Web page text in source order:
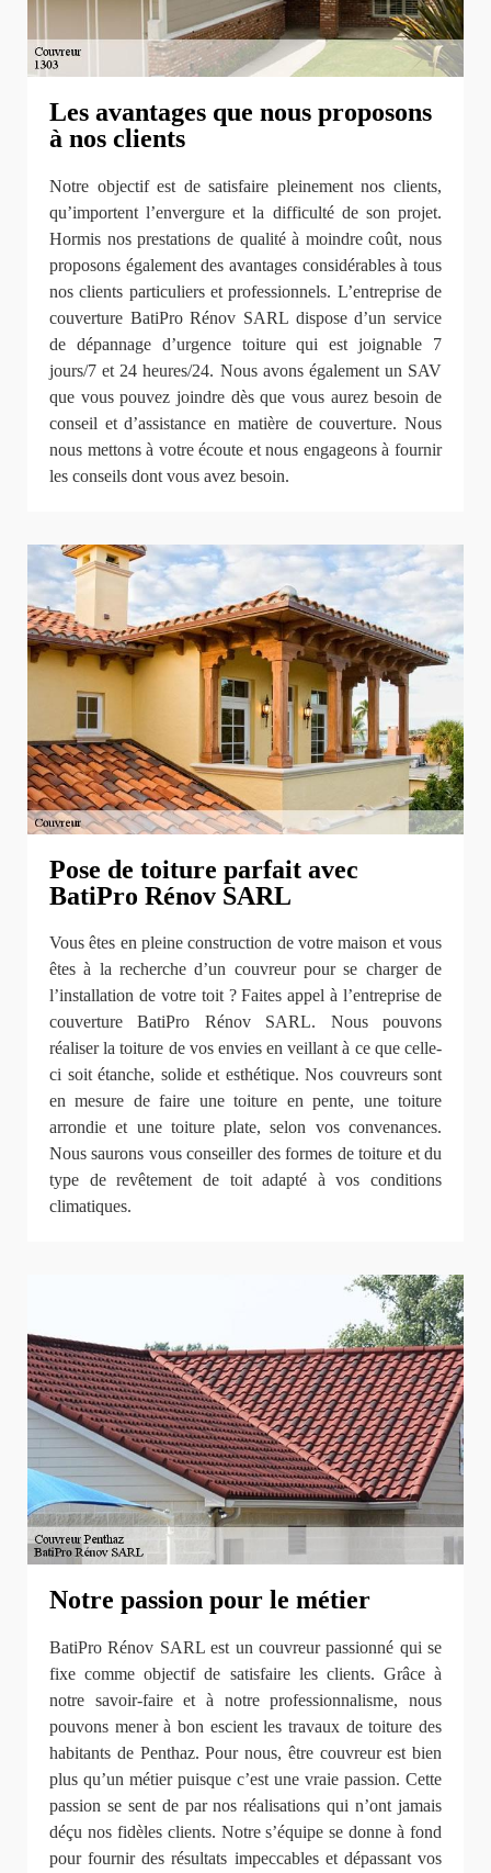
Les avantages que nous proposons
à nos clients
Notre objectif est de satisfaire pleinement nos clients,
qu’importent l’envergure et la difficulté de son projet.
Hormis nos prestations de qualité à moindre coût, nous
proposons également des avantages considérables à tous
nos clients particuliers et professionnels. L’entreprise de
couverture BatiPro Rénov SARL dispose d’un service
de dépannage d’urgence toiture qui est joignable 7
jours/7 et 24 heures/24. Nous avons également un SAV
que vous pouvez joindre dès que vous aurez besoin de
conseil et d’assistance en matière de couverture. Nous
nous mettons à votre écoute et nous engageons à fournir
les conseils dont vous avez besoin.
Pose de toiture parfait avec
BatiPro Rénov SARL
Vous êtes en pleine construction de votre maison et vous
êtes à la recherche d’un couvreur pour se charger de
l’installation de votre toit ? Faites appel à l’entreprise de
couverture BatiPro Rénov SARL. Nous pouvons
réaliser la toiture de vos envies en veillant à ce que celle-
ci soit étanche, solide et esthétique. Nos couvreurs sont
en mesure de faire une toiture en pente, une toiture
arrondie et une toiture plate, selon vos convenances.
Nous saurons vous conseiller des formes de toiture et du
type de revêtement de toit adapté à vos conditions
climatiques.
Notre passion pour le métier
BatiPro Rénov SARL est un couvreur passionné qui se
fixe comme objectif de satisfaire les clients. Grâce à
notre savoir-faire et à notre professionnalisme, nous
pouvons mener à bon escient les travaux de toiture des
habitants de Penthaz. Pour nous, être couvreur est bien
plus qu’un métier puisque c’est une vraie passion. Cette
passion se sent de par nos réalisations qui n’ont jamais
déçu nos fidèles clients. Notre s’équipe se donne à fond
pour fournir des résultats impeccables et dépassant vos